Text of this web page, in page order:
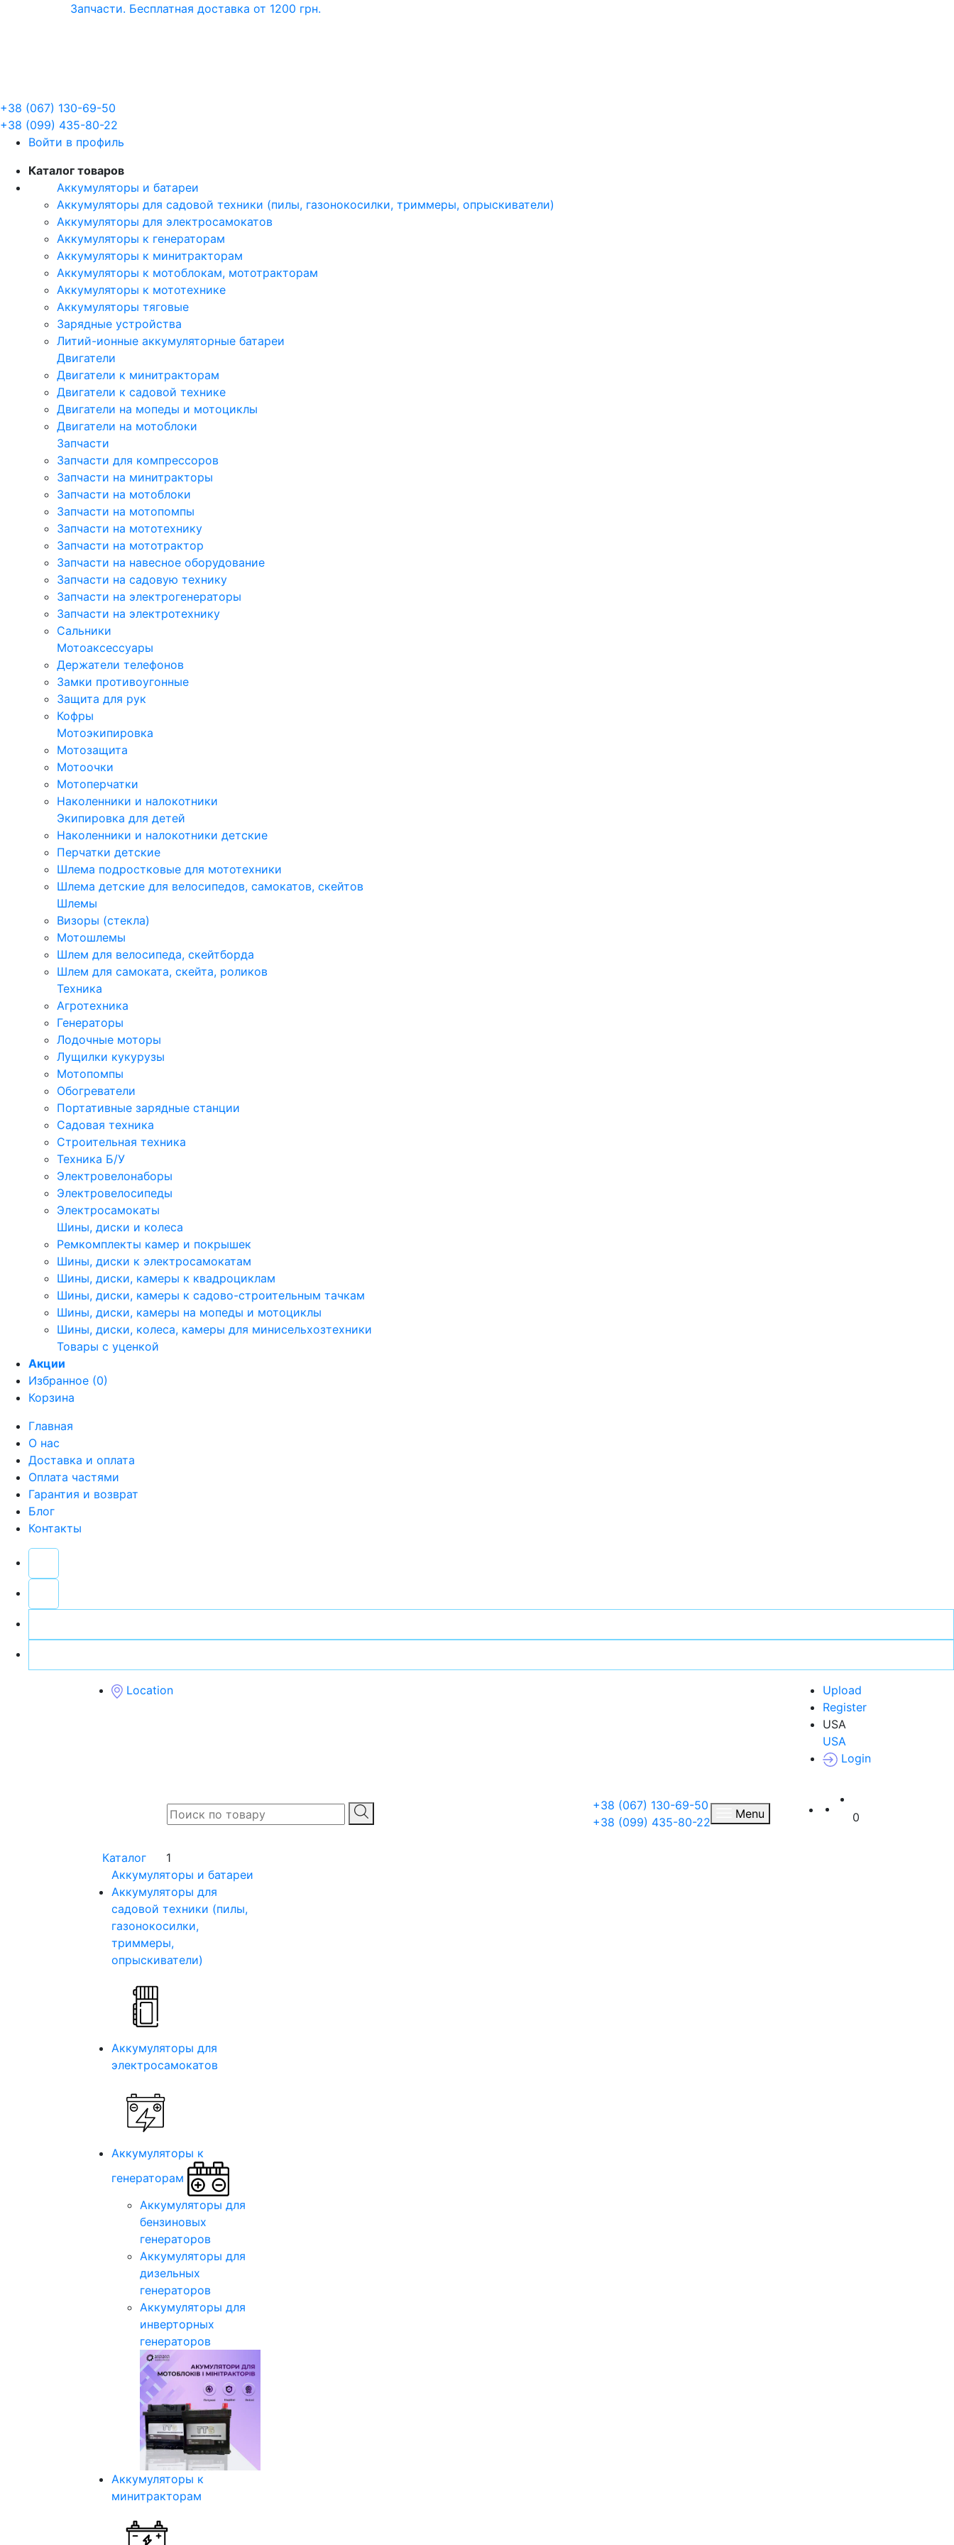
Запчасти. Бесплатная доставка от 1200 грн.
+38 (067) 130-69-50
+38 (099) 435-80-22
Войти в профиль
Каталог товаров
Аккумуляторы и батареи
Аккумуляторы для садовой техники (пилы, газонокосилки, триммеры, опрыскиватели)
Аккумуляторы для электросамокатов
Аккумуляторы к генераторам
Аккумуляторы к минитракторам
Аккумуляторы к мотоблокам, мототракторам
Аккумуляторы к мототехнике
Аккумуляторы тяговые
Зарядные устройства
Литий-ионные аккумуляторные батареи
Двигатели
Двигатели к минитракторам
Двигатели к садовой технике
Двигатели на мопеды и мотоциклы
Двигатели на мотоблоки
Запчасти
Запчасти для компрессоров
Запчасти на минитракторы
Запчасти на мотоблоки
Запчасти на мотопомпы
Запчасти на мототехнику
Запчасти на мототрактор
Запчасти на навесное оборудование
Запчасти на садовую технику
Запчасти на электрогенераторы
Запчасти на электротехнику
Сальники
Мотоаксессуары
Держатели телефонов
Замки противоугонные
Защита для рук
Кофры
Мотоэкипировка
Мотозащита
Мотоочки
Мотоперчатки
Наколенники и налокотники
Экипировка для детей
Наколенники и налокотники детские
Перчатки детские
Шлема подростковые для мототехники
Шлема детские для велосипедов, самокатов, скейтов
Шлемы
Визоры (стекла)
Мотошлемы
Шлем для велосипеда, скейтборда
Шлем для самоката, скейта, роликов
Техника
Агротехника
Генераторы
Лодочные моторы
Лущилки кукурузы
Мотопомпы
Обогреватели
Портативные зарядные станции
Садовая техника
Строительная техника
Техника Б/У
Электровелонаборы
Электровелосипеды
Электросамокаты
Шины, диски и колеса
Ремкомплекты камер и покрышек
Шины, диски к электросамокатам
Шины, диски, камеры к квадроциклам
Шины, диски, камеры к садово-строительным тачкам
Шины, диски, камеры на мопеды и мотоциклы
Шины, диски, колеса, камеры для минисельхозтехники
Товары с уценкой
Акции
Избранное (0)
Корзина
Главная
О нас
Доставка и оплата
Оплата частями
Гарантия и возврат
Блог
Контакты
Location
Upload
Register
USA
USA
Login
+38 (067) 130-69-50
+38 (099) 435-80-22
Menu RU
0
Каталог
1
Аккумуляторы и батареи
Аккумуляторы для
садовой техники (пилы,
газонокосилки,
триммеры,
опрыскиватели)
Аккумуляторы для
электросамокатов
Аккумуляторы к
генераторам
Аккумуляторы для
бензиновых
генераторов
Аккумуляторы для
дизельных
генераторов
Аккумуляторы для
инверторных
генераторов
Аккумуляторы к
минитракторам